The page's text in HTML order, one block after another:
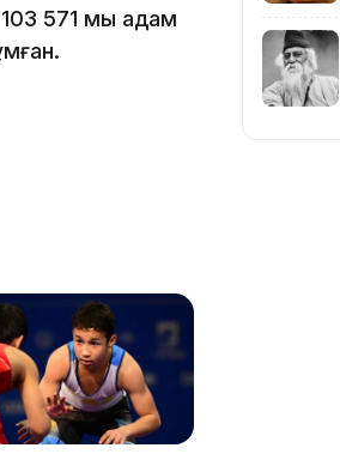
571 мың адам
19:46